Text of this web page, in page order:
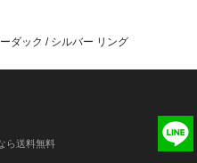
ダック / シルバー リング
ら送料無料